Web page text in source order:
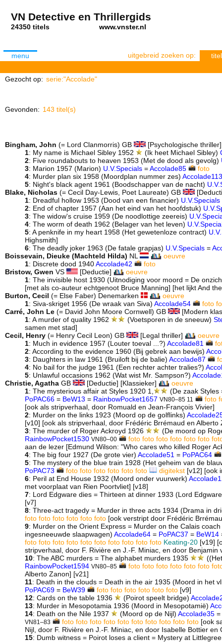
VN Detective en Thrillergids
24350 titels www.vnster.nl
menu uitgebreid zoeken op: titel
Gezocht op: serie:"Accolade"
Gevonden: 143 titel(s)
Bingham, John (= Lord Clanmorris) GB
[Psychologische
1: My name is Michael Sibley 1952 (Ik heet Michael Sibley)
2: Five roundabouts to heaven 1953 (Met de dood als gevolg)
3: Marion 1957 (Marion) U.V.Specials =Accolade85
foto
4: Murder plan six 1958 (Moordplan nummer zes) Accolade113
5: Night's black agent 1961 (Boodschapper van de nacht)
Blake, Nicholas (= Cecil Day-Lewis, Poet Laureate) GB
1: Dreadful hollow 1953 (Dood van een financier) U.V.Specials
2: End of chapter 1957 (Aan het eind van het hoofdstuk)
3: The widow's cruise 1959 (De noodlottige zeereis)
4: The worm of death 1962 (Belager van het leven)
5: A penknife in my heart 1958 (Het gewetenloze contract)
Highsmith]
6: The deadly joker 1963 (De fatale grapjas) U.V.Specials =
Boissevain, Dieuke (Machteld Hilda) NL
oeuvre
1: Discrete dood 1940Accolade42
foto
Bristow, Gwen VS [Deductie]
oeuvre
1: The invisible host 1930 (Uitnodiging voor moord = De
[met als co-auteur echtgenoot Bruce Manning] [het lijkt And
Burton, Cecil (= Else Faber) Denemarken
oeuvre
1: Siva-skriget 1956 (De wraak van Siva) Accolade54 foto
Carré, John Le (= David John Moore Cornwell) GB
[Modern
1: A murder of quality 1962 (Voetsporen in de sneeuw)
samen met stad]
Cecil, Henry (= Henry Cecil Leon) GB [Legal thriller]
oeuvre
1: Much in evidence 1957 (Louter toeval ...?) Accolade81
2: According to the evidence 1960 (Bij gebrek aan bewijs)
3: Daughters in law 1961 (Bruiloft bij de balie) Accolade87
4: No bail for the judge 1961 (Een rechter achter tralies?)
5: Unlawful occasions 1962 (Wat wist Mr. Sampson?)
Christie, Agatha GB [Deductie] [Klassieker]
oeuvre
1: The mysterious affair at Styles 1920 1,
(De zaak
PoPAC66 = BeW13 = RainbowPocket1657 VN80–85 11 foto
[ook als stripverhaal, door Romuald en Jean-François Vivier]
2: Murder on the links 1923 (Moord op de golflinks)
[v10] [ook als stripverhaal, door Frédéric Brrémaud en Alberto
3: The murder of Roger Ackroyd 1926
(De moord op
RainbowPocket1530 VN80–00 foto foto foto foto foto foto
aan de lezer [Edmund Wilson: "Who cares who killed Roger
4: The big four 1927 (De grote vier) Accolade51 = PoPAC64
5: The mystery of the blue train 1928 (Het geheim van de
PoPAC73
foto foto foto foto foto foto digitekst[v12] [ook
6: Peril at End House 1932 (Moord onder vuurwerk)
met voorplaat van Rien Poortvliet] [v18]
7: Lord Edgware dies = Thirteen at dinner 1933 (Lord
[v7]
8: Three-act tragedy = Murder in three acts 1934 (Drama in
foto foto foto foto foto foto [ook verstript door Frédéric
9: Murder on the Orient Express = Murder on the Calais
ingesneeuwde slaapwagen) Accolade64 = PoPAC37 = BeW14
foto foto foto foto foto foto foto foto foto foto Keating-20 [v19]
stripverhaal, door F. Rivière en J.-F. Miniac, en door Benjamin
10: The ABC murders = The alphabet murders 1935
RainbowPocket1594 VN80–85 foto foto foto foto foto foto
Alberto Zanon] [v21]
11: Death in the clouds = Death in the air 1935 (Moord in het
PoPAC69 = BeW39 foto foto foto foto foto foto[v9]
12: Cards on the table 1936 (Poirot speelt bridge)
13: Murder in Mesopotamia 1936 (Moord in Mesopotamië)
14: Death on the Nile 1937 (Moord op de Nijl)Accolade35
VN81–83 foto foto foto foto foto foto foto foto foto foto[ook
Nijl, door F. Rivière en J.-F. Miniac, en door Isabelle Bottier en
15: Dumb witness = Poirot loses a client = Mystery at